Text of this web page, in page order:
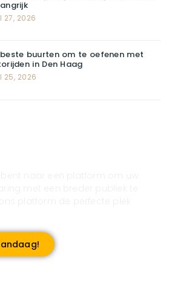
27, 2026
beste buurten om te oefenen met
in Den Haag
25, 2026